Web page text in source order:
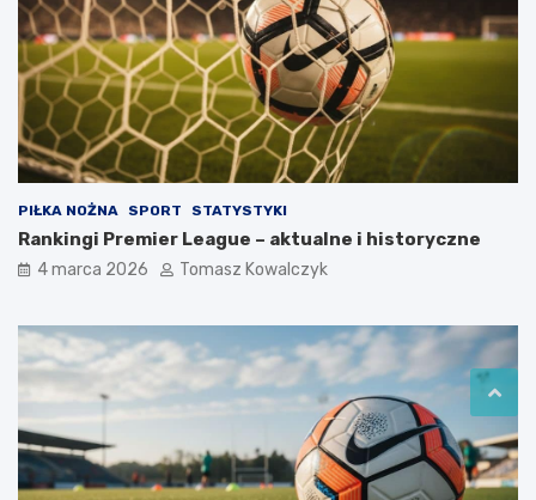
PIŁKA NOŻNA SPORT STATYSTYKI
Rankingi Premier League – aktualne i historyczne
4 marca 2026 Tomasz Kowalczyk